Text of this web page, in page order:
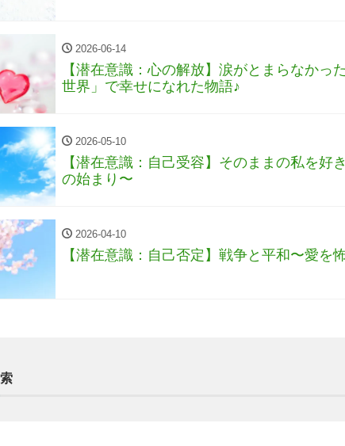
2026-06-14
【潜在意識：心の解放】涙がとまらなか
世界」で幸せになれた物語♪
2026-05-10
【潜在意識：自己受容】そのままの私を好
の始まり〜
2026-04-10
【潜在意識：自己否定】戦争と平和〜愛を